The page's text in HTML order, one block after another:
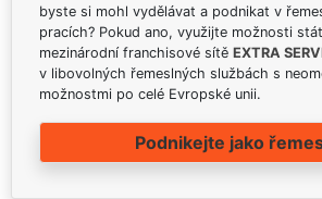
byste si mohl vydělávat a podnikat v
pracích? Pokud ano, využijte možnosti
mezinárodní franchisové sítě EXTRA
v libovolných řemeslných službách s
možnostmi po celé Evropské unii.
Podnikejte jako